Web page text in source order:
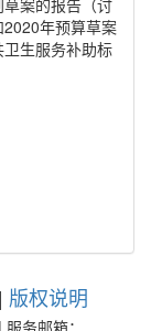
案的报告（讨
年预算草案
生服务补助标
版权说明